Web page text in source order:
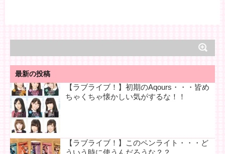
最新の投稿
【ラブライブ！】初期のAqours・・・皆め
ちゃくちゃ懐かしい気がするな！！
【ラブライブ！】このペンライト・・・ど